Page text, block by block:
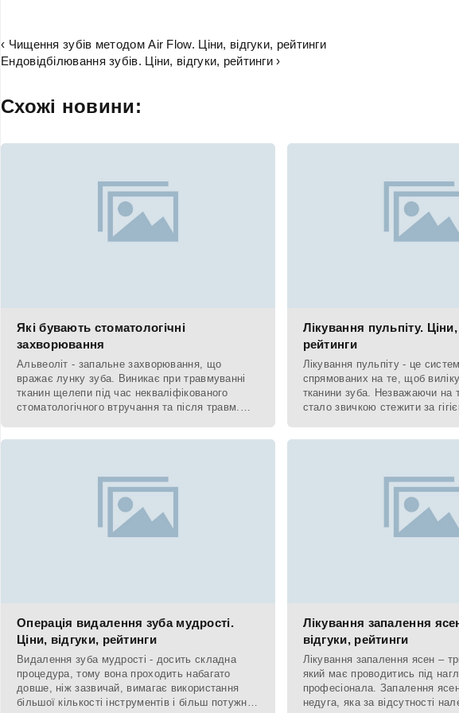
‹ Чищення зубів методом Air Flow. Ціни, відгуки, рейтинги
Ендовідбілювання зубів. Ціни, відгуки, рейтинги ›
Схожі новини:
Які бувають стоматологічні
захворювання
Альвеоліт - запальне захворювання, що
вражає лунку зуба. Виникає при травмуванні
тканин щелепи під час некваліфікованого
стоматологічного втручання та після травм.
Лікування пульпіту. Ціни,
рейтинги
Лікування пульпіту - це
спрямованих на те, щоб
тканини зуба. Незважаючи на
стало звичкою стежити за
Операція видалення зуба мудрості.
Ціни, відгуки, рейтинги
Видалення зуба мудрості - досить складна
процедура, тому вона проходить набагато
довше, ніж зазвичай, вимагає використання
більшої кількості інструментів і більш потужних
Лікування запалення
відгуки, рейтинги
Лікування запалення ясен –
який має проводитись під
професіонала. Запалення
недуга, яка за відсутності